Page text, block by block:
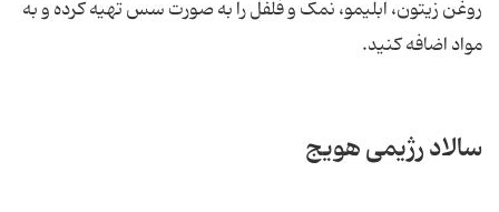
روغن زیتون، آبلیمو، نمک و فلفل را به صورت سس تهیه کرده و به
مواد اضافه کنید.
سالاد رژیمی هویج